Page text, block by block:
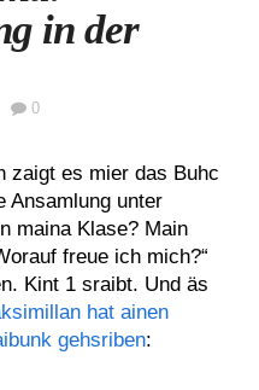
in der
0
zaigt es mier das Buhc
Ansamlung unter
maina Klase? Main
freue ich mich?“
Kint 1 sraibt. Und äs
hat ainen
gehsriben: